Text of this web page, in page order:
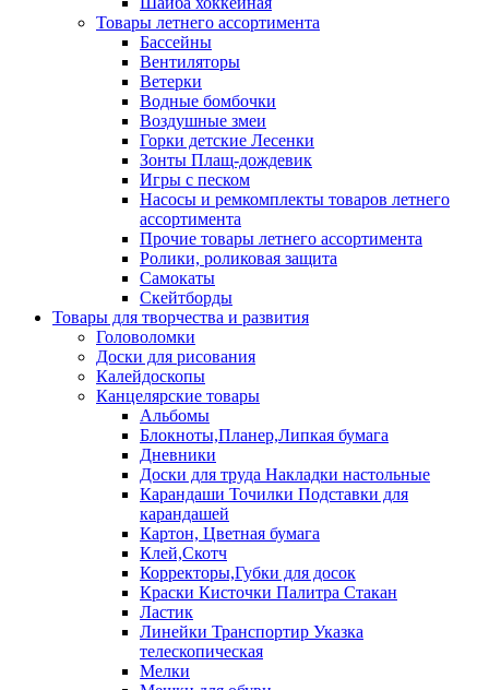
Товары летнего ассортимента
Бассейны
Вентиляторы
Ветерки
Водные бомбочки
Воздушные змеи
Горки детские Лесенки
Зонты Плащ-дождевик
Игры с песком
Насосы и ремкомплекты товаров летнего
ассортимента
Прочие товары летнего ассортимента
Ролики, роликовая защита
Самокаты
Скейтборды
Товары для творчества и развития
Головоломки
Доски для рисования
Калейдоскопы
Канцелярские товары
Альбомы
Блокноты,Планер,Липкая бумага
Дневники
Доски для труда Накладки настольные
Карандаши Точилки Подставки для
карандашей
Картон, Цветная бумага
Клей,Скотч
Корректоры,Губки для досок
Краски Кисточки Палитра Стакан
Ластик
Линейки Транспортир Указка
телескопическая
Мелки